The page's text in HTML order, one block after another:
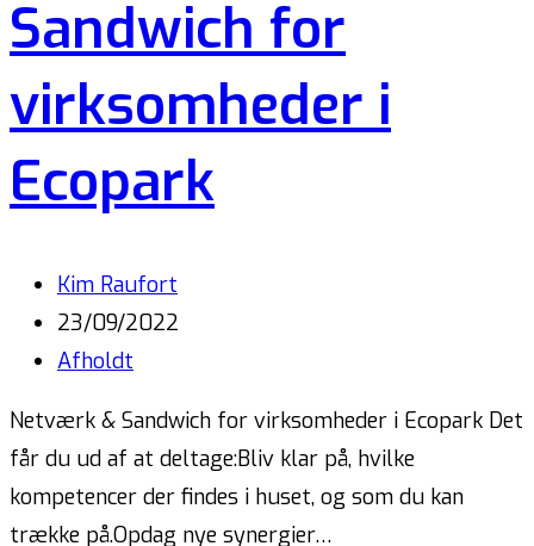
Sandwich for
virksomheder i
Ecopark
Kim Raufort
23/09/2022
Afholdt
Netværk & Sandwich for virksomheder i Ecopark Det
får du ud af at deltage:Bliv klar på, hvilke
kompetencer der findes i huset, og som du kan
trække på.Opdag nye synergier…